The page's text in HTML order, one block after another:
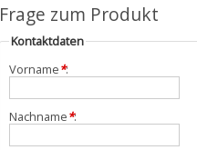
Frage zum Produkt
Kontaktdaten
Vorname*:
Nachname*: